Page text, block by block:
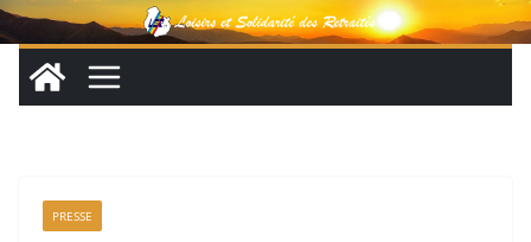
Passer
au
contenu
PRESSE